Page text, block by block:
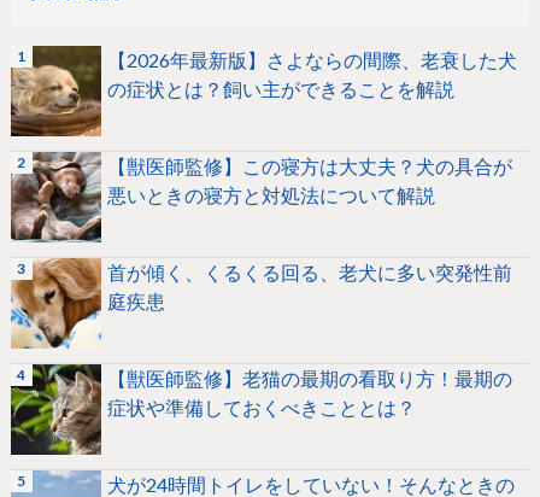
【2026年最新版】さよならの間際、老衰した犬
の症状とは？飼い主ができることを解説
【獣医師監修】この寝方は大丈夫？犬の具合が
悪いときの寝方と対処法について解説
首が傾く、くるくる回る、老犬に多い突発性前
庭疾患
【獣医師監修】老猫の最期の看取り方！最期の
症状や準備しておくべきこととは？
犬が24時間トイレをしていない！そんなときの